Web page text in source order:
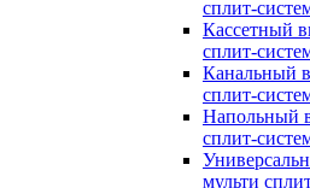
сплит-
Кассетный
сплит-
Канальный
сплит-
Напольный
сплит-
мульти